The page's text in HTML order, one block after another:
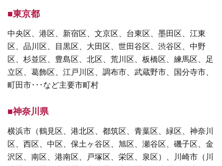
■東京都
中央区、港区、新宿区、文京区、台東区、墨田区、江東
区、品川区、目黒区、大田区、世田谷区、渋谷区、中野
区、杉並区、豊島区、北区、荒川区、板橋区、練馬区、足
立区、葛飾区、江戸川区、調布市、武蔵野市、国分寺市、
町田市･･･など主要市町村
■神奈川県
横浜市（鶴見区、港北区、都筑区、青葉区、緑区、神奈川
区、西区、中区、保土ヶ谷区、旭区、瀬谷区、磯子区、金
沢区、南区、港南区、戸塚区、栄区、泉区）、川崎市（川